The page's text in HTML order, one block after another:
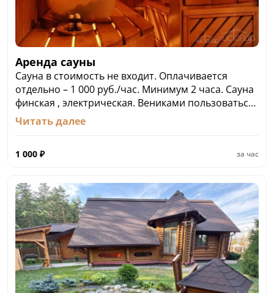
Аренда сауны
Сауна в стоимость не входит. Оплачивается
отдельно – 1 000 руб./час. Минимум 2 часа. Сауна
финская , электрическая. Вениками пользоваться
нельзя. Джакузи/бассейна нет. Парная
нагревается 90 градусов. Бронировать
Читать далее
1 000 ₽ за час